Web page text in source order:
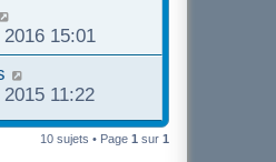
15:01
11:22
10 sujets • Page 1 sur 1